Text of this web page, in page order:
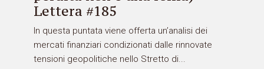
Lettera #185
In questa puntata viene offerta un’analisi dei
mercati finanziari condizionati dalle rinnovate
tensioni geopolitiche nello Stretto di...